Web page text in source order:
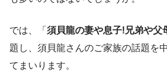
では、「 須貝龍の妻や息子!兄弟や父
題し、須貝龍さんのご家族の話題を
てまいります。